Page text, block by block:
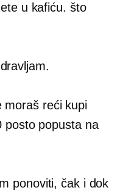
u kafiću. što
moraš reći kupi
posto popusta na
ponoviti, čak i dok